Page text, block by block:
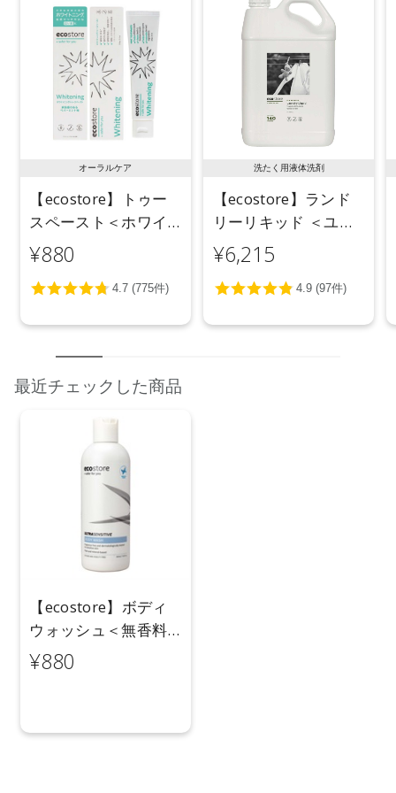
合がございます。
●パッケージのリニューアル等の理由により、成分・処方が記
載と異なる場合がございます。
●予告なくパッケージ仕様が変更になる場合がございます。
オーラルケア
【ecostore】トゥー
スペースト＜ホワイ
トニング＞ 100g
¥880
洗たく用液体洗剤
【ecostore】ランド
リーリキッド ＜ユー
カリ＞ 5L
¥6,215
最近チェックした商品
【ecostore】ボディ
ウォッシュ＜無香料
＞350mL
¥880